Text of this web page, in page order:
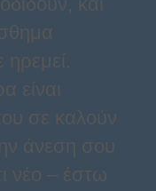
είναι
σε καλούν
άνεση σου
νέο – έστω